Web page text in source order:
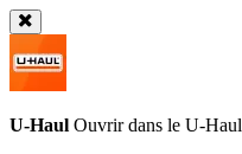
U-Haul Ouvrir dans le U-Haul